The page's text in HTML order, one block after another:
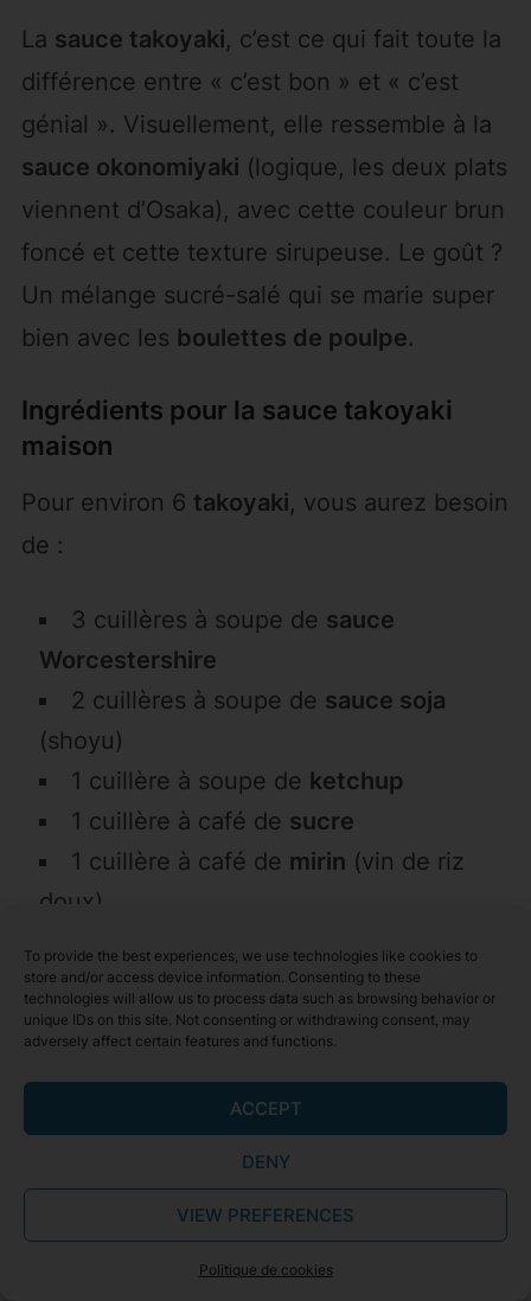
To provide the best experiences, we use technologies like cookies to
store and/or access device information. Consenting to these
technologies will allow us to process data such as browsing behavior or
unique IDs on this site. Not consenting or withdrawing consent, may
adversely affect certain features and functions.
ACCEPT
DENY
VIEW PREFERENCES
Politique de cookies
La sauce takoyaki, c’est ce qui fait toute la
différence entre « c’est bon » et « c’est
génial ». Visuellement, elle ressemble à la
sauce okonomiyaki (logique, les deux plats
viennent d’Osaka), avec cette couleur brun
foncé et cette texture sirupeuse. Le goût ?
Un mélange sucré-salé qui se marie super
bien avec les boulettes de poulpe.
Ingrédients pour la sauce takoyaki
maison
Pour environ 6 takoyaki, vous aurez besoin
de :
3 cuillères à soupe de sauce
Worcestershire
2 cuillères à soupe de sauce soja
(shoyu)
1 cuillère à soupe de ketchup
1 cuillère à café de sucre
1 cuillère à café de mirin (vin de riz
doux)
Mélangez le tout dans un bol, et c’est prêt.
Oui, c’est vraiment aussi simple que ça 😁
La sauce se conserve plusieurs semaines
au frigo dans un bocal hermétique, donc
vous pouvez en faire un peu plus et la